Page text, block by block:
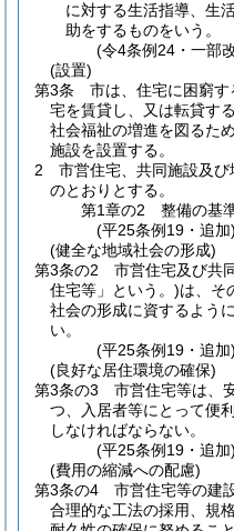
に対する生活指導、生
助をするものをいう。
(令4条例24・一部
(設置)
第3条
市は、住宅に困窮
宅を賃貸し、又は転貸す
社会福祉の増進を図るた
施設を設置する。
2
市営住宅、共同施設及び
のとおりとする。
第1章の2
整備の基
(平25条例19・追加)
(健全な地域社会の形成)
第3条の2
市営住宅及び共
住宅等」という。)は、そ
社会の形成に資するよう
い。
(平25条例19・追加)
(良好な居住環境の確保)
第3条の3
市営住宅等は、
つ、入居者等にとって便
しなければならない。
(平25条例19・追加)
(費用の縮減への配慮)
第3条の4
市営住宅等の建
合理的な工法の採用、規